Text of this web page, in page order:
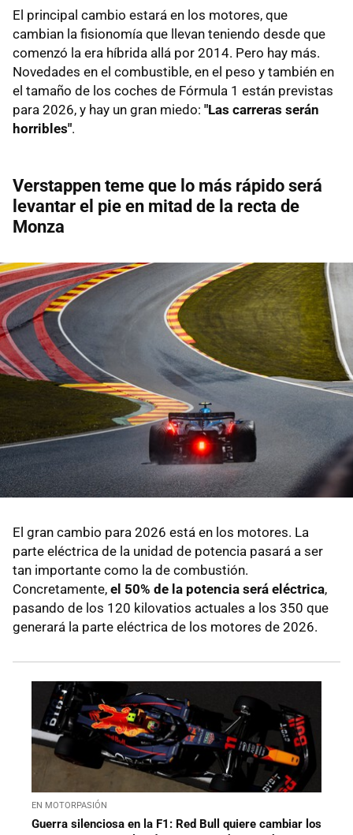
El principal cambio estará en los motores, que
cambian la fisionomía que llevan teniendo desde que
comenzó la era híbrida allá por 2014. Pero hay más.
Novedades en el combustible, en el peso y también en
el tamaño de los coches de Fórmula 1 están previstas
para 2026, y hay un gran miedo: "Las carreras serán
horribles".
Verstappen teme que lo más rápido será
levantar el pie en mitad de la recta de
Monza
El gran cambio para 2026 está en los motores. La
parte eléctrica de la unidad de potencia pasará a ser
tan importante como la de combustión.
Concretamente, el 50% de la potencia será eléctrica,
pasando de los 120 kilovatios actuales a los 350 que
generará la parte eléctrica de los motores de 2026.
EN MOTORPASIÓN
Guerra silenciosa en la F1: Red Bull quiere cambiar los